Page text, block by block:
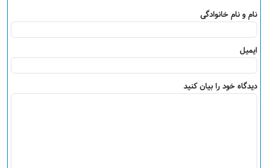
نام و نام خانوادگی
ایمیل
دیدگاه خود را بیان کنید